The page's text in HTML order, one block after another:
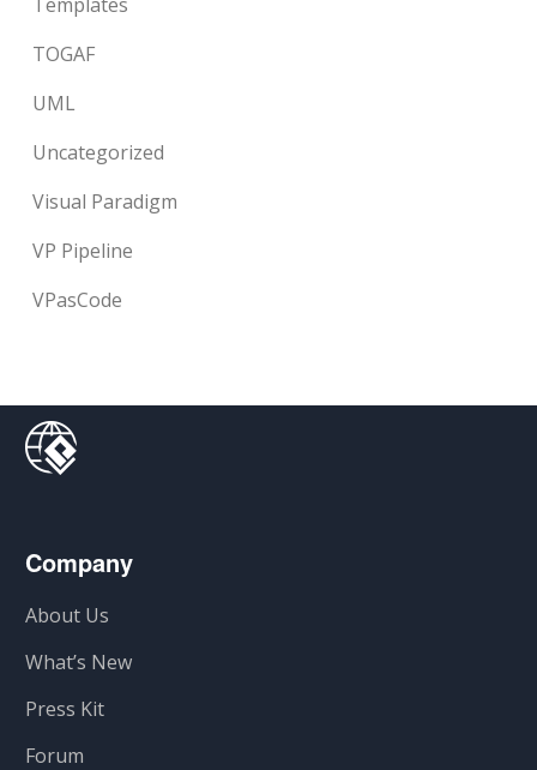
TOGAF
UML
Uncategorized
Visual Paradigm
VP Pipeline
VPasCode
Company
About Us
What’s New
Press Kit
Forum